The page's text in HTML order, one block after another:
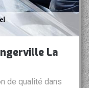
La
de qualité dans